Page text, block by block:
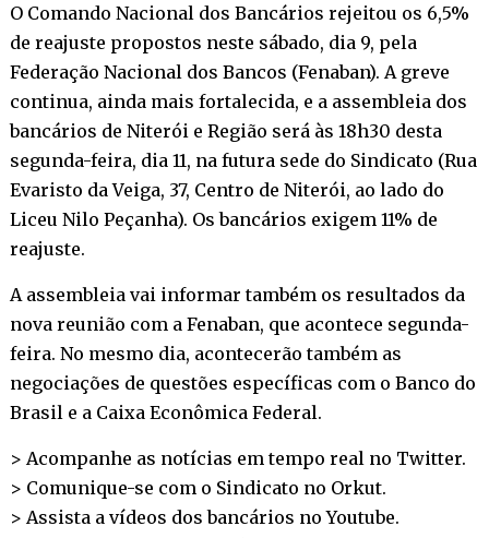
O Comando Nacional dos Bancários rejeitou os 6,5%
de reajuste propostos neste sábado, dia 9, pela
Federação Nacional dos Bancos (Fenaban). A greve
continua, ainda mais fortalecida, e a assembleia dos
bancários de Niterói e Região será às 18h30 desta
segunda-feira, dia 11, na futura sede do Sindicato (Rua
Evaristo da Veiga, 37, Centro de Niterói, ao lado do
Liceu Nilo Peçanha). Os bancários exigem 11% de
reajuste.
A assembleia vai informar também os resultados da
nova reunião com a Fenaban, que acontece segunda-
feira. No mesmo dia, acontecerão também as
negociações de questões específicas com o Banco do
Brasil e a Caixa Econômica Federal.
> Acompanhe as notícias em tempo real no Twitter.
> Comunique-se com o Sindicato no Orkut.
> Assista a vídeos dos bancários noYoutube.